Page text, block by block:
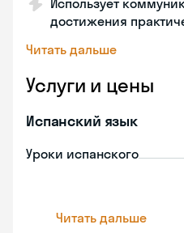
Использует
достижения
Читать дальше
Услуги и цены
Испанский язык
Уроки испанского
Читать дальше